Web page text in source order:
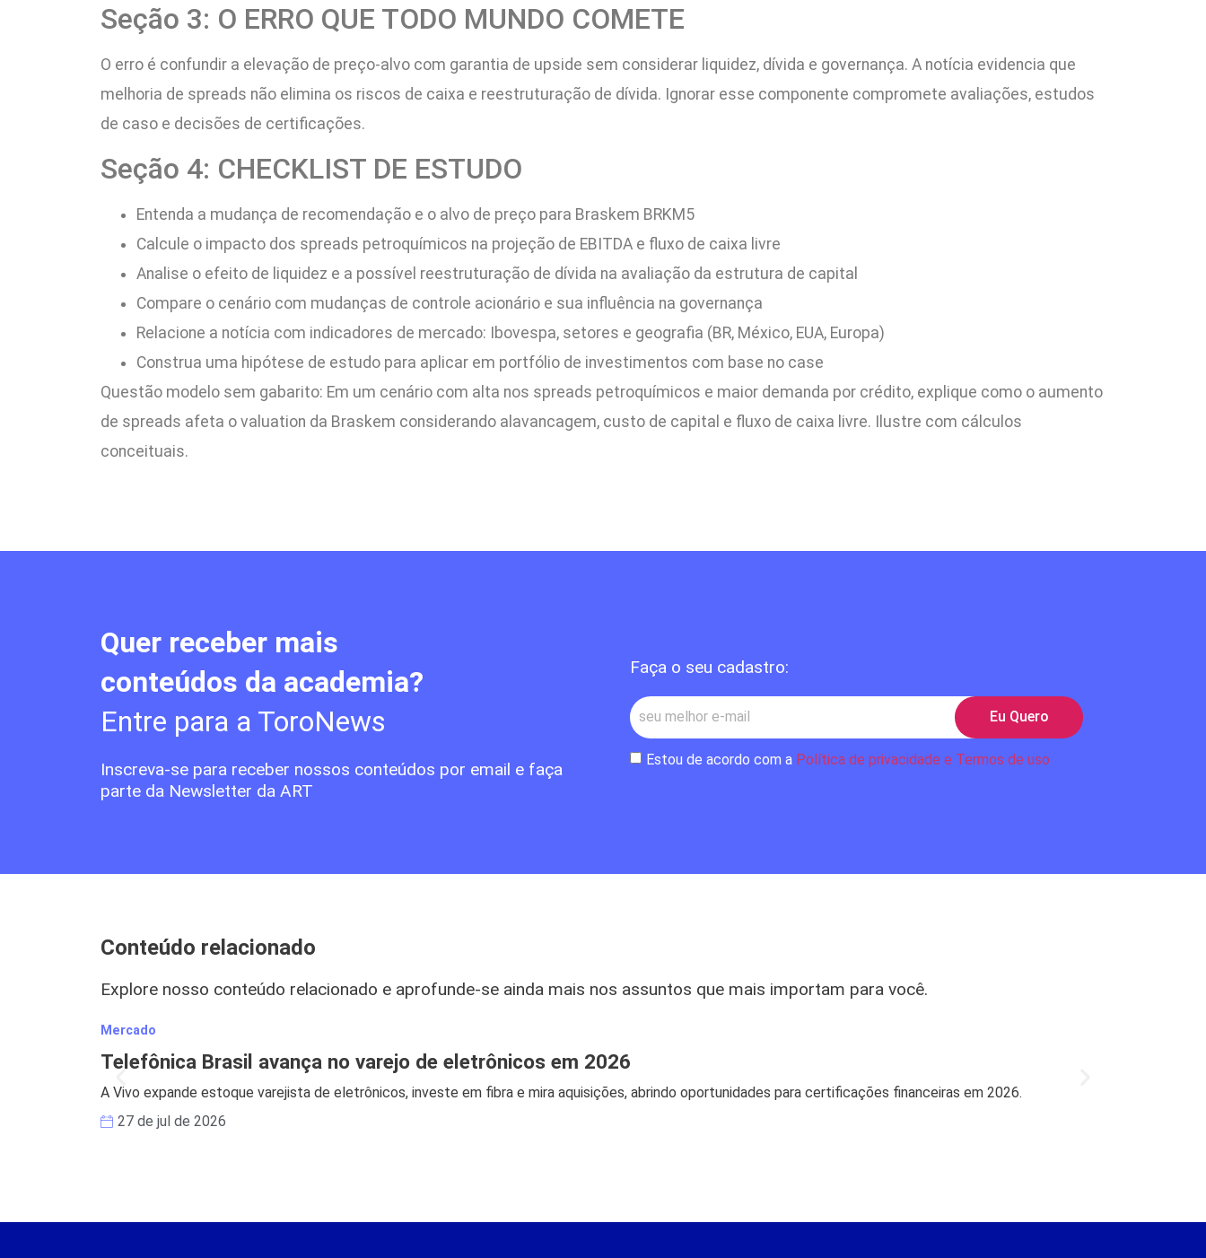
Seção 3: O ERRO QUE TODO MUNDO COMETE
O erro é confundir a elevação de preço-alvo com garantia de upside sem considerar liquidez, dívida e governança. A notícia evidencia que
melhoria de spreads não elimina os riscos de caixa e reestruturação de dívida. Ignorar esse componente compromete avaliações, estudos
de caso e decisões de certificações.
Seção 4: CHECKLIST DE ESTUDO
Entenda a mudança de recomendação e o alvo de preço para Braskem BRKM5
Calcule o impacto dos spreads petroquímicos na projeção de EBITDA e fluxo de caixa livre
Analise o efeito de liquidez e a possível reestruturação de dívida na avaliação da estrutura de capital
Compare o cenário com mudanças de controle acionário e sua influência na governança
Relacione a notícia com indicadores de mercado: Ibovespa, setores e geografia (BR, México, EUA, Europa)
Construa uma hipótese de estudo para aplicar em portfólio de investimentos com base no case
Questão modelo sem gabarito: Em um cenário com alta nos spreads petroquímicos e maior demanda por crédito, explique como o aumento
de spreads afeta o valuation da Braskem considerando alavancagem, custo de capital e fluxo de caixa livre. Ilustre com cálculos
conceituais.
Quer receber mais
conteúdos da academia?
Entre para a ToroNews
Inscreva-se para receber nossos conteúdos por email e faça
parte da Newsletter da ART
Faça o seu cadastro:
Estou de acordo com a Política de privacidade e Termos de uso
Eu Quero
Conteúdo relacionado
Explore nosso conteúdo relacionado e aprofunde-se ainda mais nos assuntos que mais importam para você.
Mercado
Telefônica Brasil avança no varejo de eletrônicos em 2026
A Vivo expande estoque varejista de eletrônicos, investe em fibra e mira aquisições, abrindo oportunidades para certificações financeiras em 2026.
27 de jul de 2026